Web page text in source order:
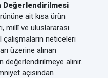
Değerlendirilmesi
ait kısa ürün
millî ve uluslararası
neticeleri
üzerine alınan
alınır.
açısından